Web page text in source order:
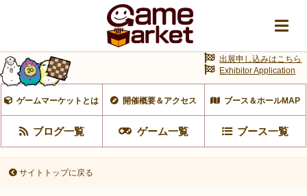
ゲームマーケットとは 開催概要＆アクセス ブース＆ホールMAP
ブログ一覧 ゲーム一覧 ブース一覧
出展申し込みはこちら
Exhibitor Application
サイトトップに戻る